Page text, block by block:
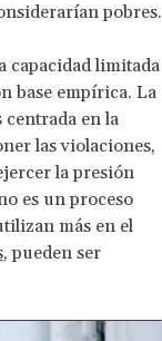
pobres.
capacidad limitada
base empírica. La
centrada en la
las violaciones,
la presión
es un proceso
más en el
, pueden ser